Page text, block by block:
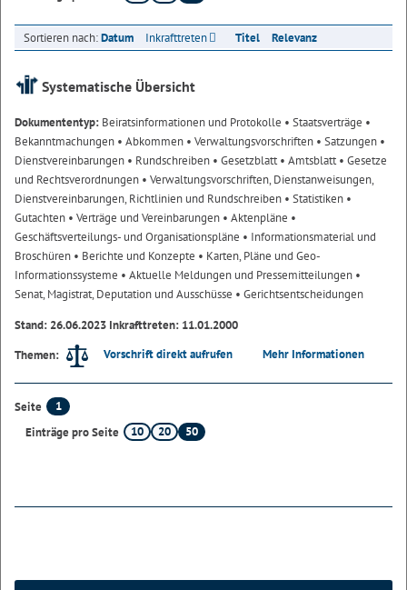
Sortieren nach:Datum Inkrafttreten Titel Relevanz
Systematische Übersicht
Dokumententyp: Beiratsinformationen und Protokolle • Staatsverträge •
Bekanntmachungen • Abkommen • Verwaltungsvorschriften • Satzungen •
Dienstvereinbarungen • Rundschreiben • Gesetzblatt• Amtsblatt• Gesetze
und Rechtsverordnungen • Verwaltungsvorschriften, Dienstanweisungen,
Dienstvereinbarungen, Richtlinien und Rundschreiben • Statistiken •
Gutachten • Verträge und Vereinbarungen • Aktenpläne •
Geschäftsverteilungs- und Organisationspläne • Informationsmaterial und
Broschüren • Berichte und Konzepte • Karten, Pläne und Geo-
Informationssysteme • Aktuelle Meldungen und Pressemitteilungen •
Senat, Magistrat, Deputation und Ausschüsse • Gerichtsentscheidungen
Stand: 26.06.2023 Inkrafttreten: 11.01.2000
Themen:
Vorschrift direkt aufrufen Mehr Informationen
Seite
1
Einträge pro Seite
10 20 50